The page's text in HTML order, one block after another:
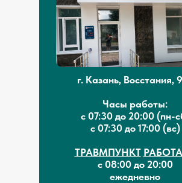
г. Казань, Восстания,
Часы работы:
с 07:30 до 20:00 (пн-
с 07:30 до 17:00 (вс)
ТРАВМПУНКТ
с 08:00 до 20:00
ежедневно